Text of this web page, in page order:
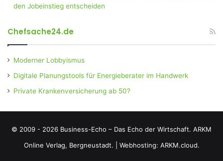
den Jobeinstieg entscheiden
Chefsache24.de
Moderner Lobbyismus
Digitale Planungstools für Energieberater im Handwerk
Private Krankenversicherung ab 50?
© 2009 - 2026 Business-Echo – Das Echo der Wirtschaft. ARKM
Online Verlag, Bergneustadt.
Webhosting: ARKM.cloud.